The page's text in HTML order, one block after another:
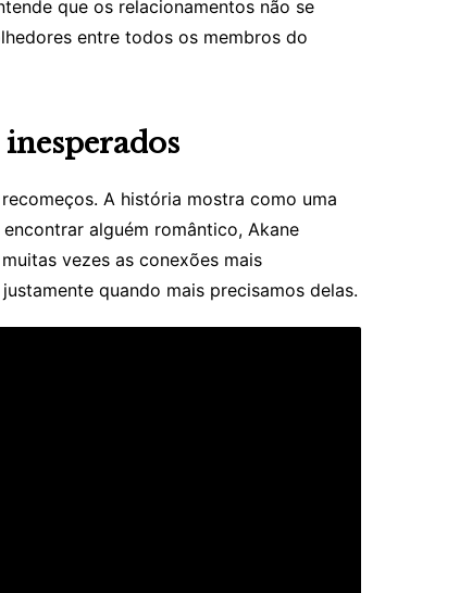
que os relacionamentos não se
entre todos os membros do
A história mostra como uma
alguém romântico, Akane
vezes as conexões mais
quando mais precisamos delas.